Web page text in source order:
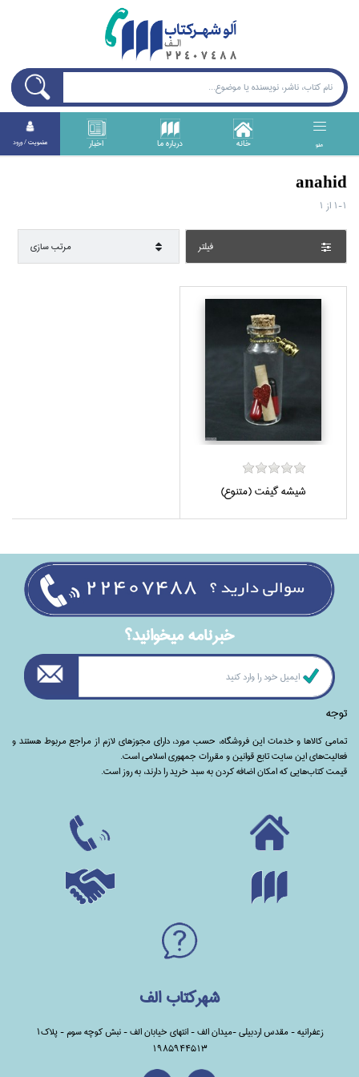
منو خانه درباره ما اخبار عضويت / ورود
anahid
1-1 از 1
فيلتر مرتب سازي
شيشه گيفت (متنوع)
خبرنامه ميخوانيد؟
توجه
تمامی‌ کالاها و خدمات این فروشگاه، حسب مورد،‌ دارای مجوزهای لازم از مراجع مربوط هستند ‌و‌‌
فعالیت‌های این سایت تابع قوانین و مقررات جمهوری اسلامی است.
قیمت کتاب‌هایی که امکان اضافه کردن به سبد خرید را دارند،‌ به روز است.
شهرکتاب الف
زعفرانیه - مقدس اردبیلی -میدان الف - انتهای خیابان الف - نبش کوچه سوم - پلاک1
1985944513